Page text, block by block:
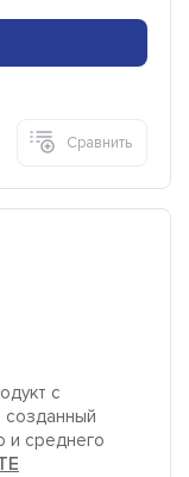
Сравнить
с
созданный
и среднего